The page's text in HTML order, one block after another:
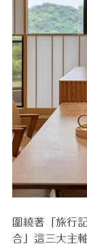
圍繞著「旅行
合」這三大主